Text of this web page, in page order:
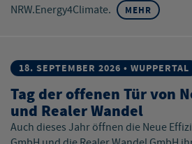
NRW.Energy4Climate.
MEHR
18. SEPTEMBER 2026 • WUPPERTAL
Tag der offenen Tür von
und Realer Wandel
Auch dieses Jahr öffnen die Neue